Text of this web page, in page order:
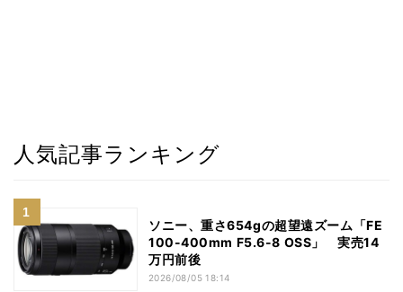
人気記事ランキング
ソニー、重さ654gの超望遠ズーム「FE
100-400mm F5.6-8 OSS」 実売14
万円前後
2026/08/05 18:14